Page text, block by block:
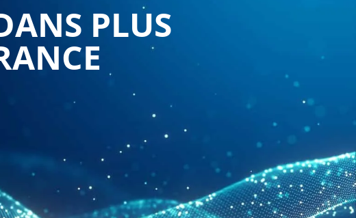
PLUS